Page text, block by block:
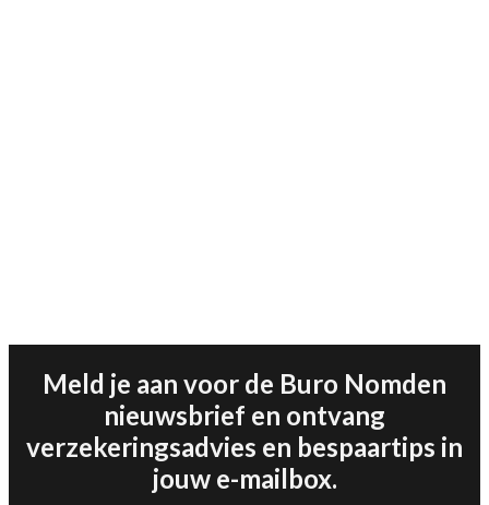
Meld je aan voor de Buro Nomden
nieuwsbrief en ontvang
verzekeringsadvies en bespaartips in
jouw e-mailbox.